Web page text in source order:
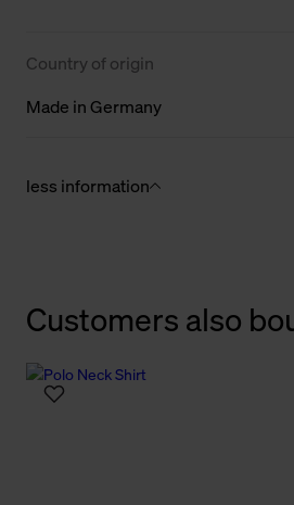
Country of origin
Made in Germany
less information
Customers also